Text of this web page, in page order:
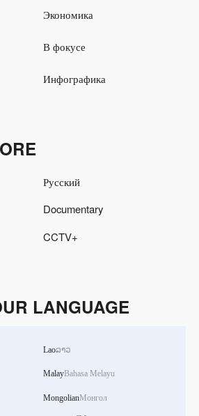
Экономика
В фокусе
Инфографика
Русский
Documentary
CCTV+
LANGUAGE
Laoລາວ
MalayBahasa Melayu
MongolianМонгол